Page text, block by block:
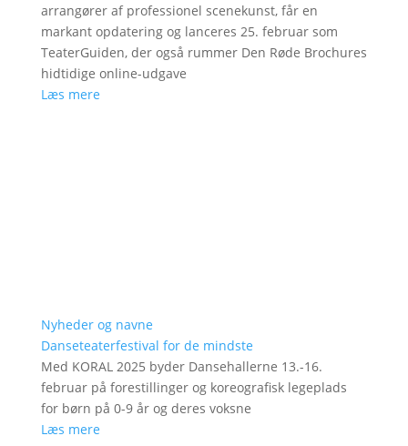
arrangører af professionel scenekunst, får en
markant opdatering og lanceres 25. februar som
TeaterGuiden, der også rummer Den Røde Brochures
hidtidige online-udgave
Læs mere
Nyheder og navne
Danseteaterfestival for de mindste
Med KORAL 2025 byder Dansehallerne 13.-16.
februar på forestillinger og koreografisk legeplads
for børn på 0-9 år og deres voksne
Læs mere